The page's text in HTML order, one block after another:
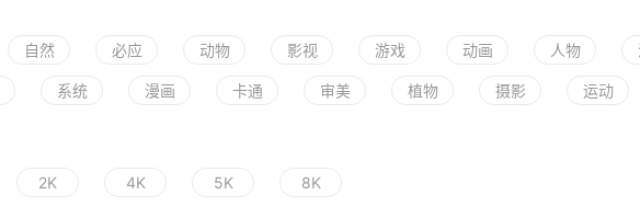
自然 必应 动物 影视 游戏 动画 人物
系统 漫画 卡通 审美 植物 摄影 运动
2K 4K 5K 8K